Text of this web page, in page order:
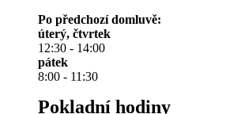
Po předchozí domluvě:
úterý, čtvrtek
12:30 - 14:00
pátek
8:00 - 11:30
Pokladní hodiny